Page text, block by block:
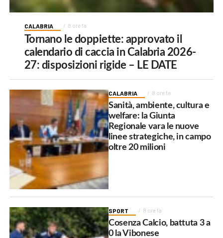
CALABRIA 8 ore fa
Tornano le doppiette: approvato il
calendario di caccia in Calabria 2026-
27: disposizioni rigide – LE DATE
CALABRIA 8 ore fa
Sanità, ambiente, cultura e
welfare: la Giunta
Regionale vara le nuove
linee strategiche, in campo
oltre 20 milioni
SPORT 8 ore fa
Cosenza Calcio, battuta 3 a
0 la Vibonese